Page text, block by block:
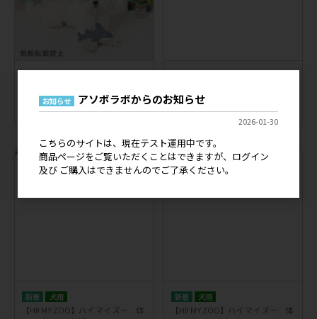
んぬいぐるみ
TOY（ハリネズミ）
メーカー希望小売価格
990円
犬用
【HI! MY ZOO】ハイ マイ ズー 体
犬用
【HI! MY ZOO】ハイ マイ ズー 体
お知らせ アソボラボからのお知らせ
2026-01-30
こちらのサイトは、現在テスト運用中です。
商品ページをご覧いただくことはできますが、ログイン
及び ご購入はできませんのでご了承ください。